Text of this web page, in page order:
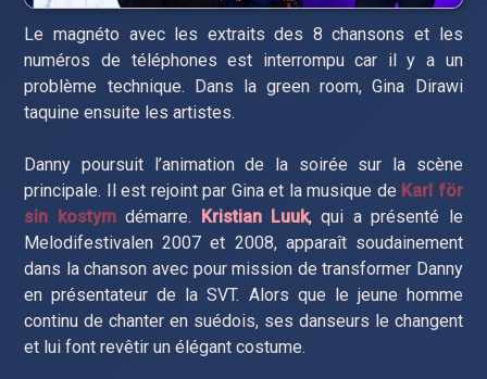
Le magnéto avec les extraits des 8 chansons et les
numéros de téléphones est interrompu car il y a un
problème technique. Dans la green room, Gina Dirawi
taquine ensuite les artistes.
Danny poursuit l’animation de la soirée sur la scène
principale. Il est rejoint par Gina et la musique de Karl för
sin kostymdémarre. Kristian Luuk, qui a présenté le
Melodifestivalen 2007 et 2008, apparaît soudainement
dans la chanson avec pour mission de transformer Danny
en présentateur de la SVT. Alors que le jeune homme
continu de chanter en suédois, ses danseurs le changent
et lui font revêtir un élégant costume.